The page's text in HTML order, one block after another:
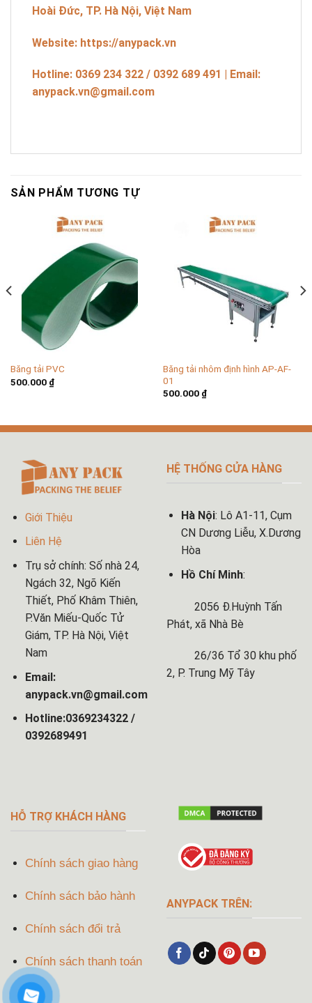
Hoài Đức, TP. Hà Nội, Việt Nam
Website: https://anypack.vn
Hotline: 0369 234 322 / 0392 689 491 | Email:
anypack.vn@gmail.com
SẢN PHẨM TƯƠNG TỰ
Băng tải PVC
500.000 ₫
Băng tải nhôm định hình AP-AF-
01
500.000 ₫
Giới Thiệu
Liên Hệ
Trụ sở chính: Số nhà 24,
Ngách 32, Ngõ Kiến
Thiết, Phố Khâm Thiên,
P.Văn Miếu-Quốc Tử
Giám, TP. Hà Nội, Việt
Nam
Email:
anypack.vn@gmail.com
Hotline:0369234322 /
0392689491
HỆ THỐNG CỬA HÀNG
Hà Nội: Lô A1-11, Cụm
CN Dương Liễu, X.Dương
Hòa
Hồ Chí Minh:
2056 Đ.Huỳnh Tấn
Phát, xã Nhà Bè
26/36 Tổ 30 khu phố
2, P. Trung Mỹ Tây
HỖ TRỢ KHÁCH HÀNG
Chính sách giao hàng
Chính sách bảo hành
Chính sách đổi trả
Chính sách thanh toán
ANYPACK TRÊN: